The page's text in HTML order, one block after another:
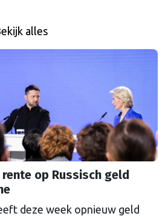
alles
op Russisch geld
deze week opnieuw geld